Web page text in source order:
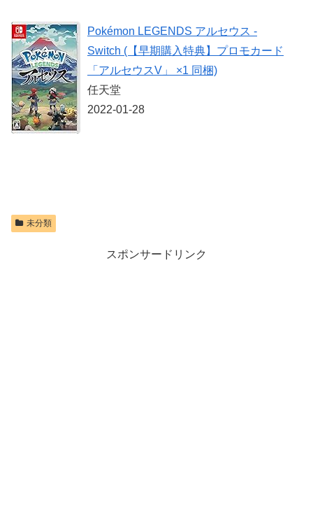
価格：¥9,980
256GB for
Nintendo Switch
2(サムスン マイ
クロSDエクス
プレスカード
限定特典】
Pokémon LEGENDS アルセウス -
Switch (【早期購入特典】プロモカード
「アルセウスV」 ×1 同梱)
任天堂
2022-01-28
未分類
スポンサードリンク